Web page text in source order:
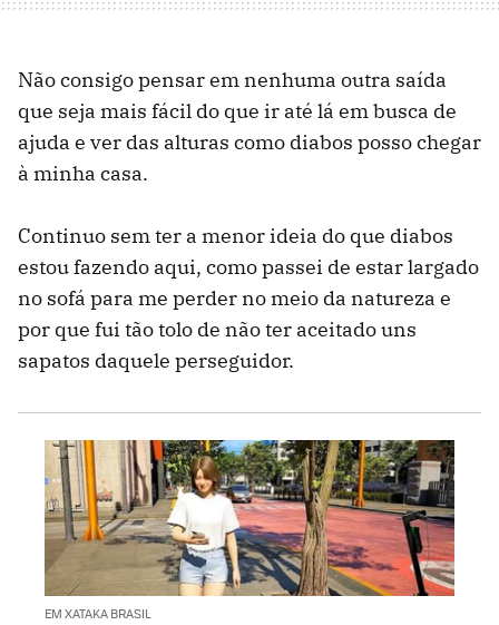
Não consigo pensar em nenhuma outra saída
que seja mais fácil do que ir até lá em busca de
ajuda e ver das alturas como diabos posso chegar
à minha casa.
Continuo sem ter a menor ideia do que diabos
estou fazendo aqui, como passei de estar largado
no sofá para me perder no meio da natureza e
por que fui tão tolo de não ter aceitado uns
sapatos daquele perseguidor.
EM XATAKA BRASIL